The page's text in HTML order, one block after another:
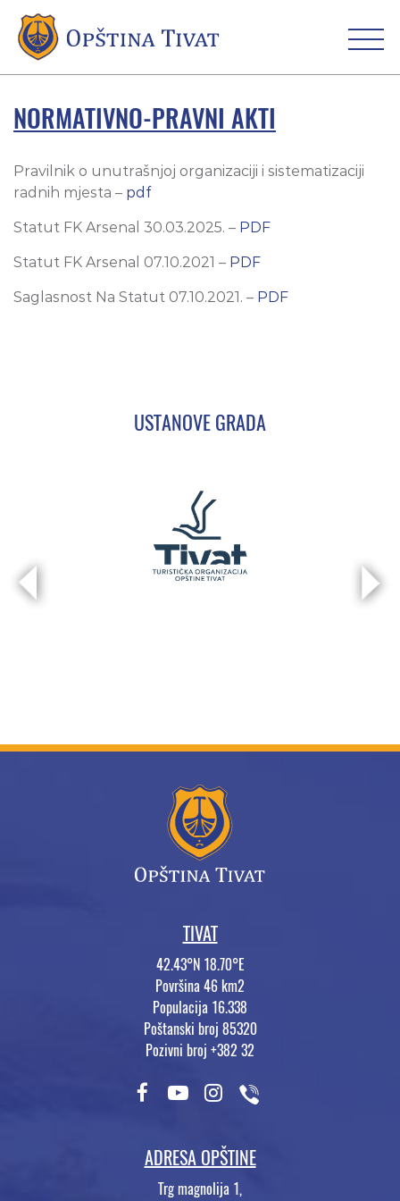
NORMATIVNO-PRAVNI AKTI
Pravilnik o unutrašnjoj organizaciji i sistematizaciji
radnih mjesta – pdf
Statut FK Arsenal 30.03.2025. – PDF
Statut FK Arsenal 07.10.2021 – PDF
Saglasnost Na Statut 07.10.2021. – PDF
USTANOVE GRADA
TIVAT
42.43°N 18.70°E
Površina 46 km2
Populacija 16.338
Poštanski broj 85320
Pozivni broj +382 32
ADRESA OPŠTINE
Trg magnolija 1,